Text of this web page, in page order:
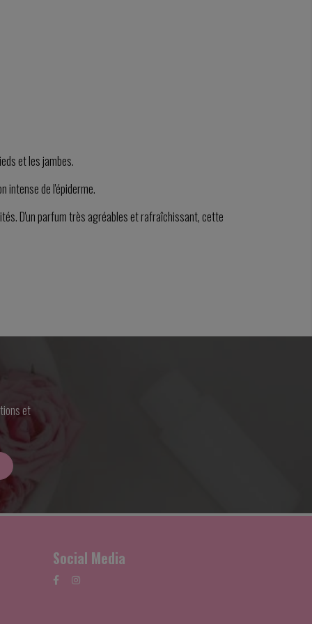
et les jambes.
intense de l'épiderme.
D'un parfum très agréables et rafraîchissant, cette
et
Social Media